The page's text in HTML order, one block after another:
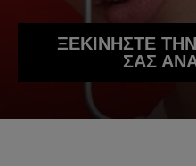
ΞΕΚΙΝΗΣΤΕ
ΣΑΣ